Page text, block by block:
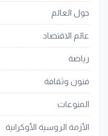
حول العالم
عالم الاقتصاد
رياضة
فنون وثقافة
المنوعات
الأزمة الروسية الأوكرانية